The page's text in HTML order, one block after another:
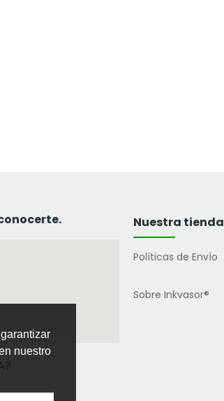
nuestro
Nuestra tienda
Políticas de Envío
Sobre Inkvasor®